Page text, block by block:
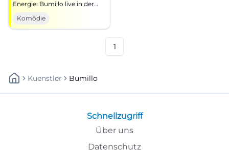
Energie: Bumillo live in der
Blackbox im FAT CAT am
18.04.2026. Jetzt den
Kabarettabend erleben!
Komödie
1
Kuenstler Bumillo
Schnellzugriff
Über uns
Datenschutz